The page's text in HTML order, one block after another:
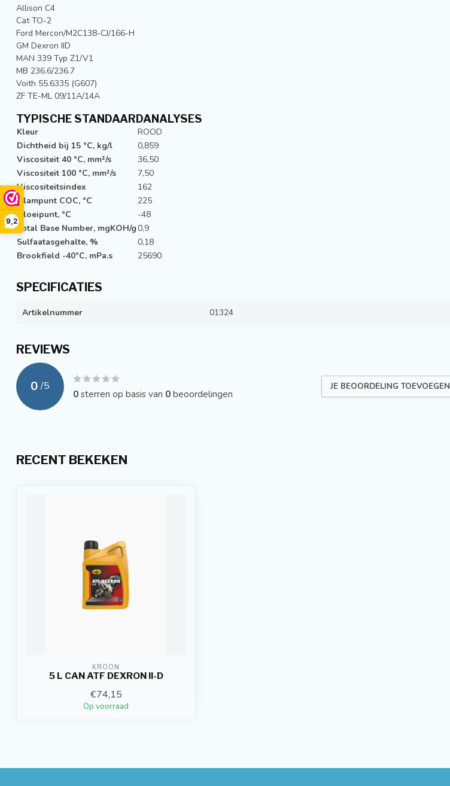
9,2
Allison C4
Cat TO-2
Ford Mercon/M2C138-CJ/166-H
GM Dexron IID
MAN 339 Typ Z1/V1
MB 236.6/236.7
Voith 55.6335 (G607)
ZF TE-ML 09/11A/14A
TYPISCHE STANDAARDANALYSES
Kleur
ROOD
Dichtheid bij 15 °C, kg/l
0,859
Viscositeit 40 °C, mm²/s
36,50
Viscositeit 100 °C, mm²/s
7,50
Viscositeitsindex
162
Vlampunt COC, °C
225
Vloeipunt, °C
-48
Total Base Number, mgKOH/g0,9
Sulfaatasgehalte, %
0,18
Brookfield -40°C, mPa.s
25690
SPECIFICATIES
Artikelnummer 01324
REVIEWS
0 /5
0sterren op basis van 0beoordelingen
JE BEOORDELING TOEVOEGEN
RECENT BEKEKEN
KROON
5 L CAN ATF DEXRON II-D
€74,15
Op voorraad